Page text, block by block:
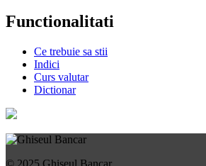
Functionalitati
Ce trebuie sa stii
Indici
Curs valutar
Dictionar
© 2025 Ghiseul Bancar